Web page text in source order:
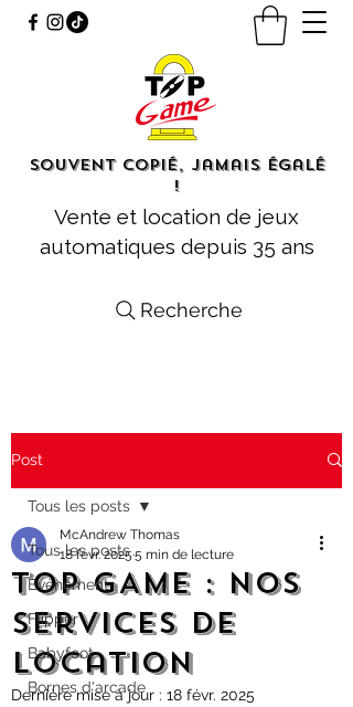
Souvent copié, jamais égalé
!
Vente et location de jeux
automatiques depuis 35 ans
Recherche
Post
Tous les posts
Évènement
Flipper
Babyfoot
Bornes d'arcade
Tous les posts
TOP GAME : Nos
services de
location
McAndrew Thomas
18 févr. 2025 5 min de lecture
Dernière mise à jour : 18 févr. 2025